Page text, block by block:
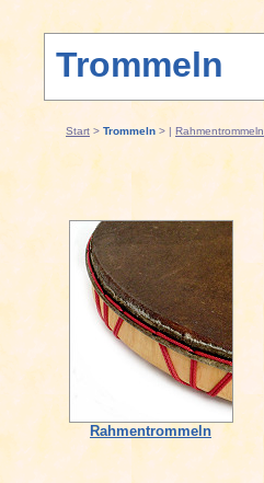
Trommeln
Start > Trommeln > | Rahmentrommeln
Rahmentrommeln